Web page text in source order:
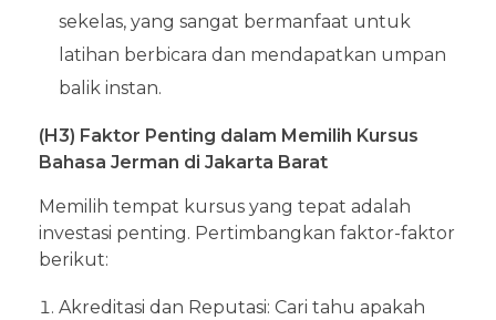
sekelas, yang sangat bermanfaat untuk
latihan berbicara dan mendapatkan umpan
balik instan.
(H3) Faktor Penting dalam Memilih Kursus
Bahasa Jerman di Jakarta Barat
Memilih tempat kursus yang tepat adalah
investasi penting. Pertimbangkan faktor-faktor
berikut:
Akreditasi dan Reputasi: Cari tahu apakah